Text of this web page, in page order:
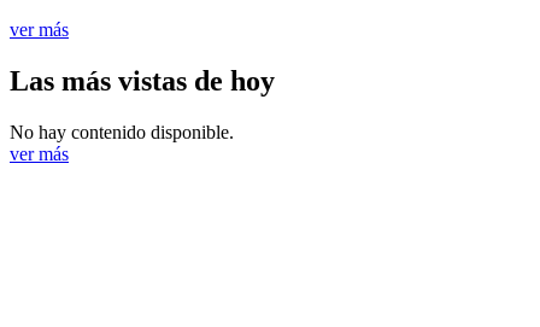
ver más
Las más vistas de hoy
No hay contenido disponible.
ver más